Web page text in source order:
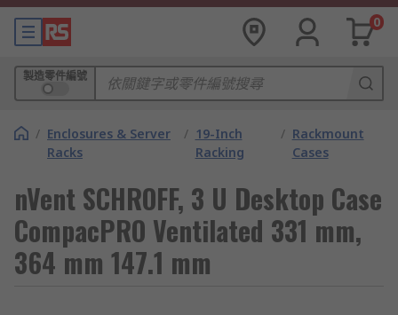
0
製造零件編號
/ Enclosures & Server
Racks
/ 19-Inch
Racking
/ Rackmount
Cases
nVent SCHROFF, 3 U Desktop Case
CompacPRO Ventilated 331 mm,
364 mm 147.1 mm